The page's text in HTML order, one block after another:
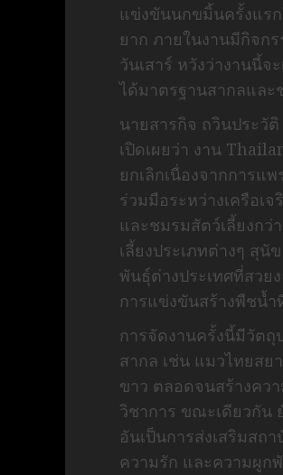
แข่งขันนกขมิ้นครั้งแร
ยาก ภายในงานมีกิจก
วันเสาร์ หวังว่างานนี้
ได้มาตรฐานสากลและ
นายสารกิจ ถวินประวั
เปิดเผยว่า งาน
ยกเลิกเนื่องจากการแ
ร่วมมือระหว่างเครือ
และชมรมสัตว์เลี้ยงกว่
เลี้ยงประเภทต่างๆ สุ
พันธุ์ต่างประเทศที่สวย
การแข่งขันสร้างพืชน้ำ
การจัดงานครั้งนี้มีวัต
สากล เช่น แมวไทยสย
ขาว ตลอดจนสร้างคว
วิชาการ ขณะเดียวกัน
อันเป็นการส่งเสริมสถ
ความรัก และความผูก